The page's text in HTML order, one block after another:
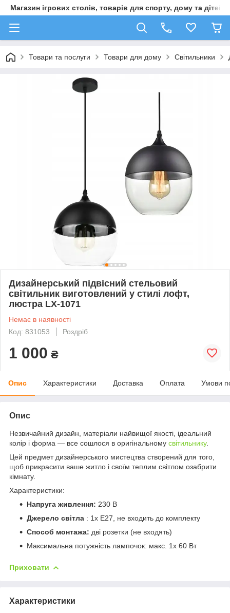
Магазин ігрових столів, товарів для спорту, дому та дітей
Товари та послуги Товари для дому Світильники
Дизайнерський підвісний стельовий
світильник виготовлений у стилі лофт,
люстра LX-1071
Немає в наявності
Код: 831053
Роздріб
1 000 ₴
Опис Характеристики Доставка Оплата Умови
Опис
Незвичайний дизайн, матеріали найвищої якості, ідеальний
колір і форма — все сошлося в оригінальному світильнику.
Цей предмет дизайнерського мистецтва створений для того,
щоб прикрасити ваше житло і своїм теплим світлом озабрити
кімнату.
Характеристики:
Напруга живлення: 230 В
Джерело світла : 1x E27, не входить до комплекту
Способ монтажа: дві розетки (не входять)
Максимальна потужність лампочок: макс. 1x 60 Вт
Приховати
Характеристики